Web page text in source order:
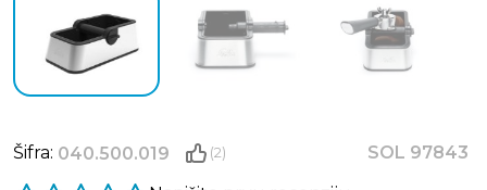
Šifra: 040.500.019 (2)
SOL 97843